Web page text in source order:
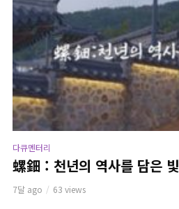
다큐멘터리
螺鈿 : 천년의 역사를 담은 빛
7달 ago 63 views